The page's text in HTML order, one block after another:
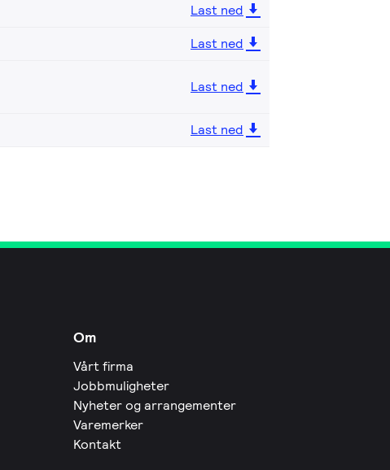
Last ned
Last ned
Last ned
Last ned
Om
Vårt firma
Jobbmuligheter
Nyheter og arrangementer
Varemerker
Kontakt